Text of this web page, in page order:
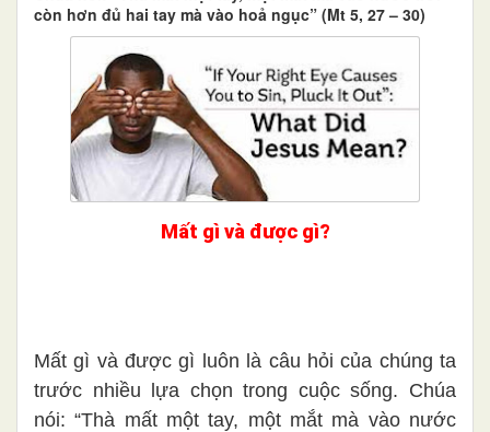
còn hơn đủ hai tay mà vào hoả ngục” (Mt 5, 27 – 30)
Mất gì và được gì?
Mất gì và được gì luôn là câu hỏi của chúng ta
trước nhiều lựa chọn trong cuộc sống. Chúa
nói: “Thà mất một tay, một mắt mà vào nước